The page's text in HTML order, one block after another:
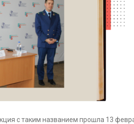
с таким названием прошла 13